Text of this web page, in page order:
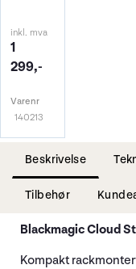
inkl. mva
1
299,-
Varenr
140213
Beskrivelse
Tilbehør
Blackmagic Cloud
Kompakt